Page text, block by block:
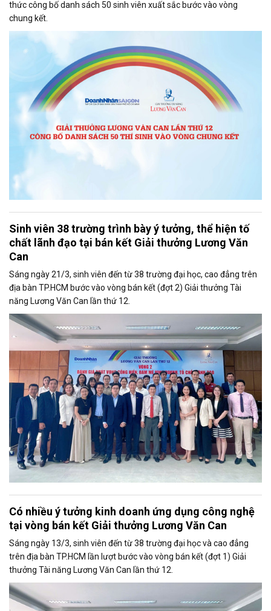
thức công bố danh sách 50 sinh viên xuất sắc bước vào vòng
chung kết.
Sinh viên 38 trường trình bày ý tưởng, thể hiện tố
chất lãnh đạo tại bán kết Giải thưởng Lương Văn
Can
Sáng ngày 21/3, sinh viên đến từ 38 trường đại học, cao đẳng trên
địa bàn TP.HCM bước vào vòng bán kết (đợt 2) Giải thưởng Tài
năng Lương Văn Can lần thứ 12.
Có nhiều ý tưởng kinh doanh ứng dụng công nghệ
tại vòng bán kết Giải thưởng Lương Văn Can
Sáng ngày 13/3, sinh viên đến từ 38 trường đại học và cao đẳng
trên địa bàn TP.HCM lần lượt bước vào vòng bán kết (đợt 1) Giải
thưởng Tài năng Lương Văn Can lần thứ 12.